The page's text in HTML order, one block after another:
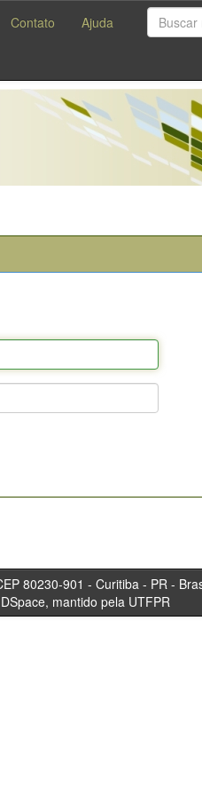
Contato Ajuda
80230-901 -
mantido pela UTFPR